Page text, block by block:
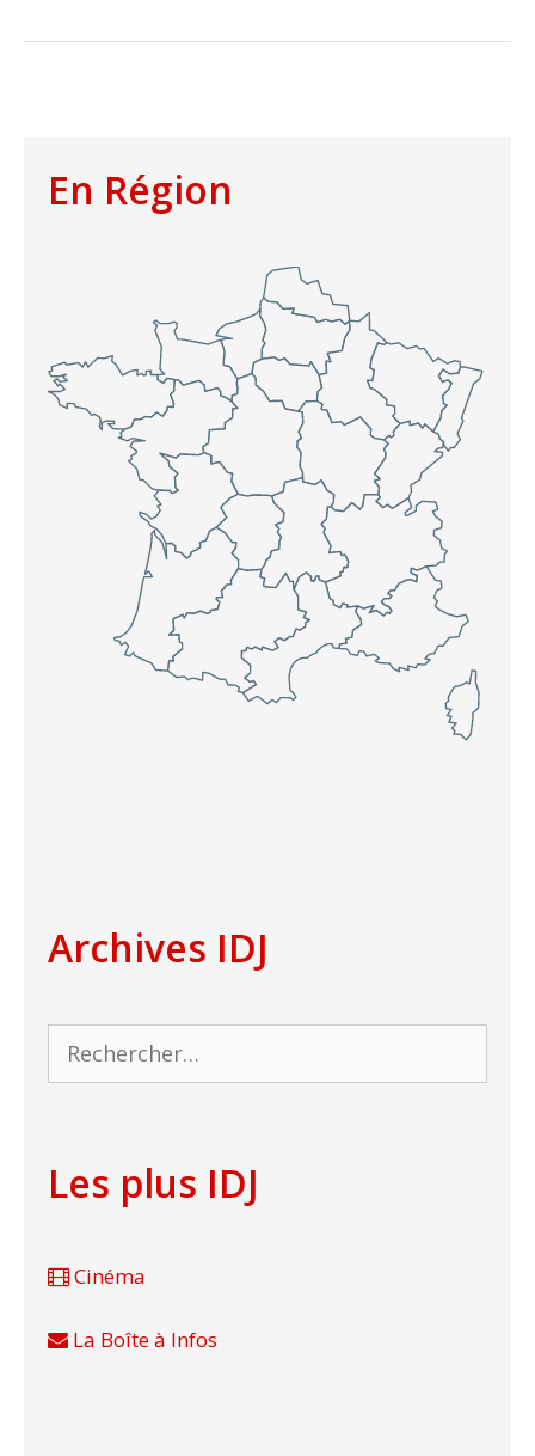
En Région
Archives IDJ
Rechercher :
Les plus IDJ
Cinéma
La Boîte à Infos